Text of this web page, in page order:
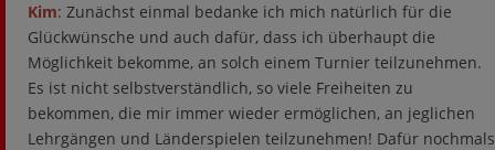
Kim: Zunächst einmal bedanke ich mich natürlich für die
Glückwünsche und auch dafür, dass ich überhaupt die
Möglichkeit bekomme, an solch einem Turnier teilzunehmen.
Es ist nicht selbstverständlich, so viele Freiheiten zu
bekommen, die mir immer wieder ermöglichen, an jeglichen
Lehrgängen und Länderspielen teilzunehmen! Dafür nochmals